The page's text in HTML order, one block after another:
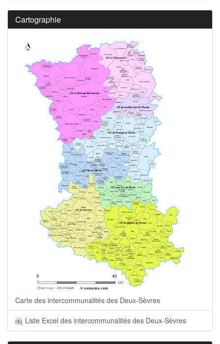
Cartographie
Carte des intercommunalités des Deux-Sèvres
Liste Excel des intercommunalités des Deux-Sèvres